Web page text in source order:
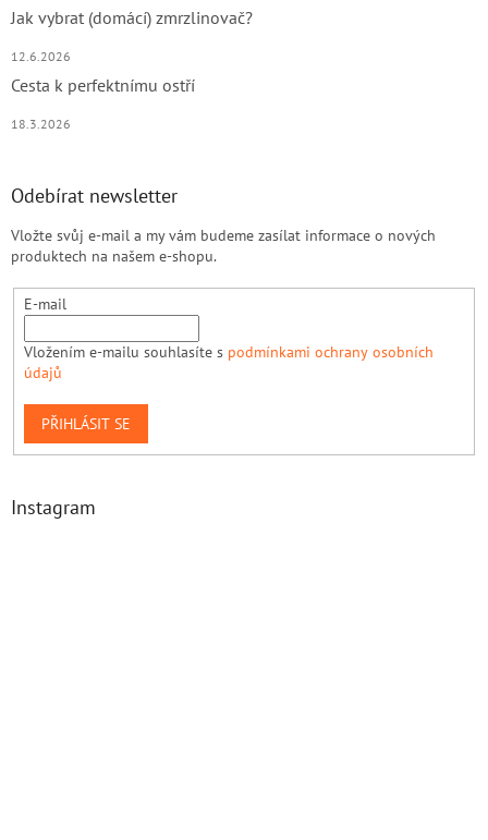
Jak vybrat (domácí) zmrzlinovač?
12.6.2026
Cesta k perfektnímu ostří
18.3.2026
Odebírat newsletter
Vložte svůj e-mail a my vám budeme zasílat informace o nových
produktech na našem e-shopu.
E-mail
Vložením e-mailu souhlasíte s podmínkami ochrany osobních
údajů
PŘIHLÁSIT SE
Instagram